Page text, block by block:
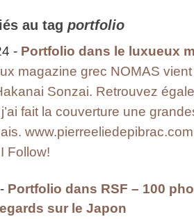
au tag portfolio
- Portfolio dans le luxueux
magazine grec NOMAS
Sonzai. Retrouvez
fait la couverture une
Follow!
Portfolio dans RSF – 100
sur le Japon